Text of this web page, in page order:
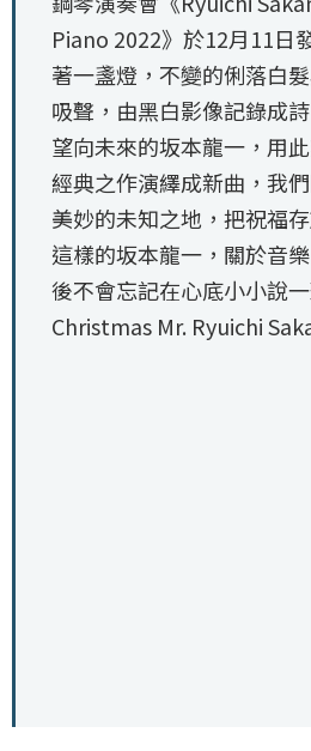
Piano 2022》於12月11日
著一盞燈，不變的俐落白
吸聲，由黑白影像記錄成
望向未來的坂本龍一，用
經典之作演繹成新曲，我
美妙的未知之地，把祝福
這樣的坂本龍一，關於音
後不會忘記在心底小小說
Christmas Mr. Ryuichi